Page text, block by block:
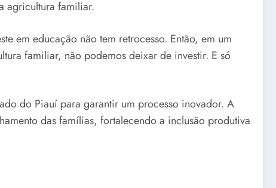
agricultura familiar.
em educação não tem retrocesso. Então, em um
familiar, não podemos deixar de investir. E só
do Piauí para garantir um processo inovador. A
das famílias, fortalecendo a inclusão produtiva